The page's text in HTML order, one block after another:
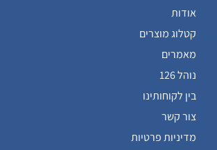
אודות
קטלוג מוצרים
מאמרים
נוהל 126
בין לקוחותינו
צור קשר
מדיניות פרטיות